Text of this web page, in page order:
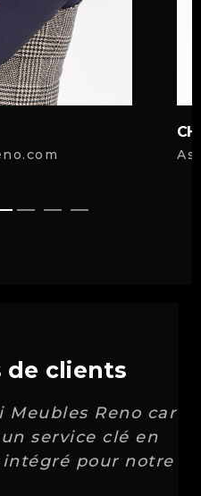
de clients
Meubles Reno car
service clé en
pour notre